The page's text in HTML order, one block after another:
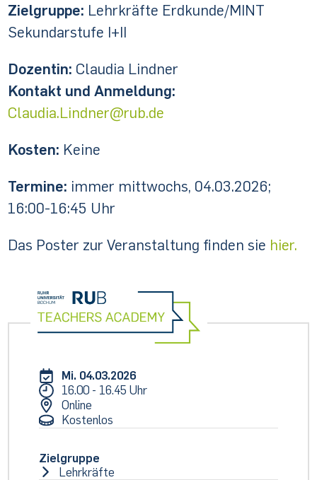
Zielgruppe: Lehrkräfte Erdkunde/MINT
Sekundarstufe I+II
Dozentin: Claudia Lindner
Kontakt und Anmeldung:
Claudia.Lindner@rub.de
Kosten: Keine
Termine: immer mittwochs, 04.03.2026;
16:00-16:45 Uhr
Das Poster zur Veranstaltung finden sie hier.
Mi. 04.03.2026
16.00 - 16.45 Uhr
Online
Kostenlos
Zielgruppe
Lehrkräfte